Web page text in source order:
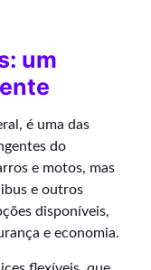
um
é uma das
do
e motos, mas
e outros
disponíveis,
e economia.